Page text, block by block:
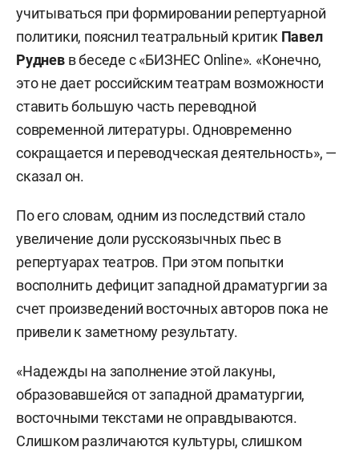
учитываться при формировании репертуарной
политики, пояснил театральный критик Павел
Руднев в беседе с «БИЗНЕС Online». «Конечно,
это не дает российским театрам возможности
ставить большую часть переводной
современной литературы. Одновременно
сокращается и переводческая деятельность», —
сказал он.
По его словам, одним из последствий стало
увеличение доли русскоязычных пьес в
репертуарах театров. При этом попытки
восполнить дефицит западной драматургии за
счет произведений восточных авторов пока не
привели к заметному результату.
«Надежды на заполнение этой лакуны,
образовавшейся от западной драматургии,
восточными текстами не оправдываются.
Слишком различаются культуры, слишком